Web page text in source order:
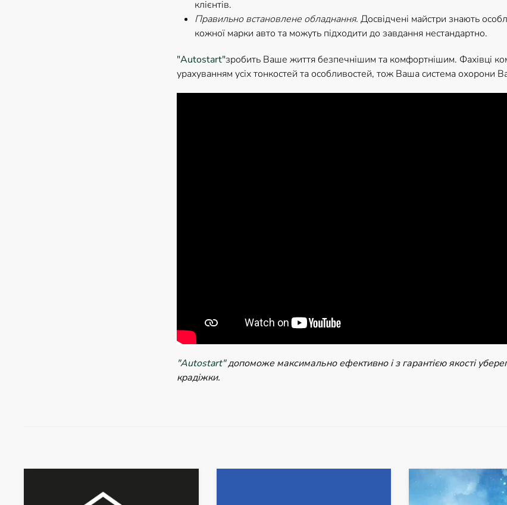
клієнтів.
Правильно встановлене обладнання. Досвідчені майстри знають
кожної марки авто та можуть підходити до завдання нестандартно.
"Autostart"зробить Ваше життя безпечнішим та комфортнішим. Фахівці
урахуванням усіх тонкостей та особливостей, тож Ваша система охорони
"Autostart"допоможе максимально ефективно і з гарантією якості
крадіжки.